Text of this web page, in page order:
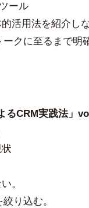
ール
活用法を紹介し
クに至るまで明
るCRM実践法」
。
り込む。